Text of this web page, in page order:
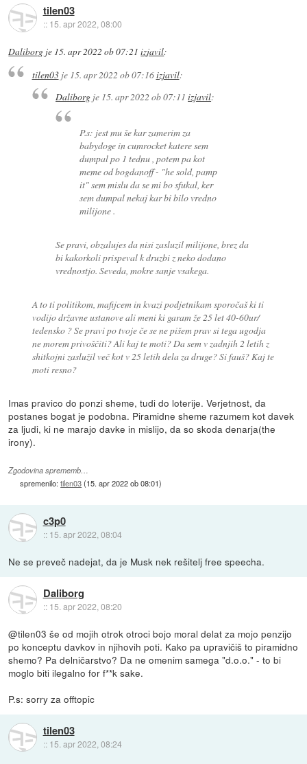
tilen03
:: 15. apr 2022, 08:00
Daliborg je 15. apr 2022 ob 07:21 izjavil:
tilen03je 15. apr 2022 ob 07:16izjavil:
Daliborg je 15. apr 2022 ob 07:11 izjavil:
P.s: jest mu še kar zamerim za
babydoge in cumrocket katere sem
dumpal po 1 tednu , potem pa kot
meme od bogdanoff - "he sold, pamp
it" sem mislu da se mi bo sfukal, ker
sem dumpal nekaj kar bi bilo vredno
milijone .
Se pravi, obzalujes da nisi zasluzil milijone, brez da
bi kakorkoli prispeval k druzbi z neko dodano
vrednostjo. Seveda, mokre sanje vsakega.
A to ti politikom, mafijcem in kvazi podjetnikam sporočaš ki ti
vodijo državne ustanove ali meni ki garam že 25 let 40-60ur/
tedensko ? Se pravi po tvoje če se ne pišem prav si tega ugodja
ne morem privoščiti? Ali kaj te moti? Da sem v zadnjih 2 letih z
shitkojni zaslužil več kot v 25 letih dela za druge? Si fauš? Kaj te
moti resno?
Imas pravico do ponzi sheme, tudi do loterije. Verjetnost, da
postanes bogat je podobna. Piramidne sheme razumem kot davek
za ljudi, ki ne marajo davke in mislijo, da so skoda denarja(the
irony).
Zgodovina sprememb…
spremenilo:tilen03(15. apr 2022 ob 08:01)
c3p0
:: 15. apr 2022, 08:04
Ne se preveč nadejat, da je Musk nek rešitelj free speecha.
Daliborg
:: 15. apr 2022, 08:20
@tilen03 še od mojih otrok otroci bojo moral delat za mojo penzijo
po konceptu davkov in njihovih poti. Kako pa upravičiš to piramidno
shemo? Pa delničarstvo? Da ne omenim samega "d.o.o." - to bi
moglo biti ilegalno for f**k sake.
P.s: sorry za offtopic
tilen03
:: 15. apr 2022, 08:24